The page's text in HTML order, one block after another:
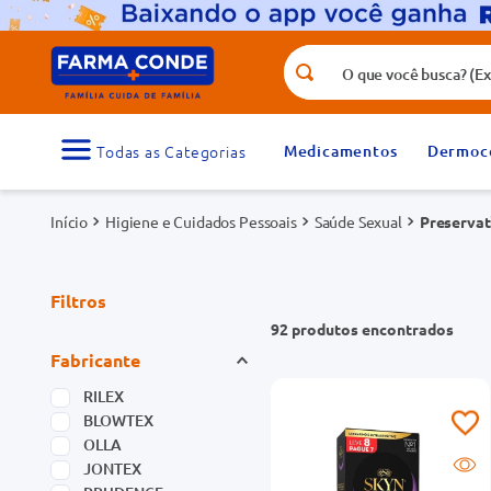
O que você busca? (Ex.: vitamina,
Medicamentos
Higiene e Cuidados Pessoais Saúde Sexual
Filtros
Fabricante
RILEX
BLOWTEX
OLLA
JONTEX
92 produtos
Termos mais buscados
1
medicamento
5º dipirona